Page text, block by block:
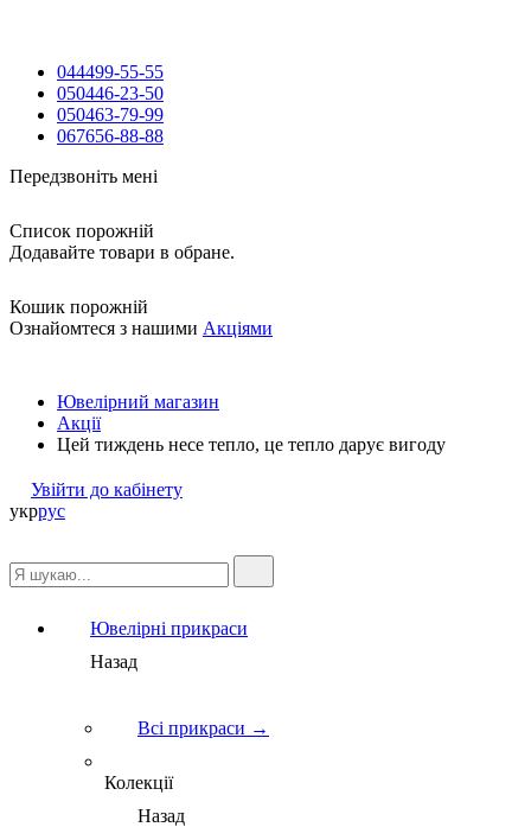
044499-55-55
050446-23-50
050463-79-99
067656-88-88
Передзвоніть мені
Список порожній
Додавайте товари в обране.
Кошик порожній
Ознайомтеся з нашими Акціями
Ювелірний магазин
Акції
Цей тиждень несе тепло, це тепло дарує вигоду
Увійти до кабінету
укррус
Ювелірні прикраси
Назад
Всі прикраси →
Колекції
Назад